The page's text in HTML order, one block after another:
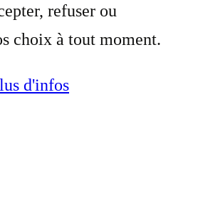
refuser ou
choix à tout moment.
d'infos